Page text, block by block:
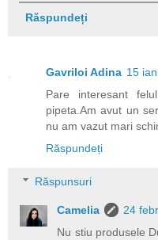
Răspundeți
Gavriloi Adina 15
Pare interesant
pipeta.Am avut un
nu am vazut mari
Răspundeți
Răspunsuri
Camelia
24
Nu stiu produsele